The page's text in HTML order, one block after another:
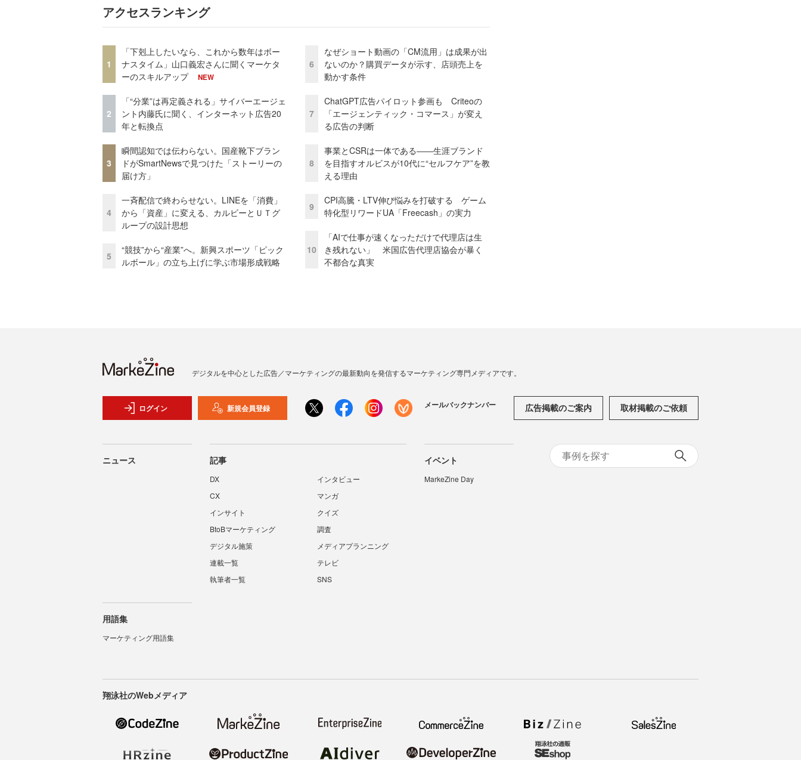
アクセスランキング
1
「下剋上したいなら、これから数年はボー
ナスタイム」山口義宏さんに聞くマーケタ
ーのスキルアップ
NEW
2
「“分業”は再定義される」サイバーエージェ
ント内藤氏に聞く、インターネット広告20
年と転換点
3
瞬間認知では伝わらない。国産靴下ブラン
ドがSmartNewsで見つけた「ストーリーの
届け方」
4
一斉配信で終わらせない。LINEを「消費」
から「資産」に変える、カルビーとＵＴグ
ループの設計思想
5
“競技”から“産業”へ。新興スポーツ「ピック
ルボール」の立ち上げに学ぶ市場形成戦略
6
なぜショート動画の「CM流用」は成果が出
ないのか？購買データが示す、店頭売上を
動かす条件
7
ChatGPT広告パイロット参画も Criteoの
「エージェンティック・コマース」が変え
る広告の判断
8
事業とCSRは一体である――生涯ブランド
を目指すオルビスが10代に“セルフケア”を教
える理由
9
CPI高騰・LTV伸び悩みを打破する ゲーム
特化型リワードUA「Freecash」の実力
10
「AIで仕事が速くなっただけで代理店は生
き残れない」 米国広告代理店協会が暴く
不都合な真実
デジタルを中心とした広告／マーケティングの最新動向を発信するマーケティング専門メディアです。
ログイン 新規会員登録 メールバックナンバー 広告掲載のご案内 取材掲載のご依頼
ニュース 記事
DX
インタビュー
CX
マンガ
インサイト
クイズ
BtoBマーケティング
調査
デジタル施策
メディアプランニング
連載一覧
テレビ
執筆者一覧
SNS
イベント
MarkeZine Day
用語集
マーケティング用語集
翔泳社のWebメディア